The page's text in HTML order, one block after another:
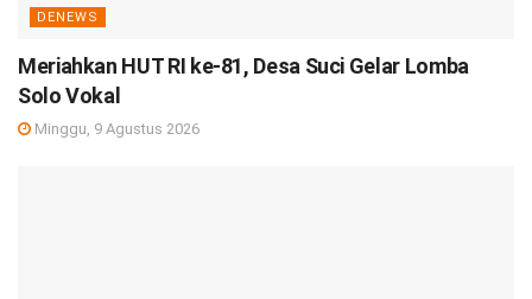
DENEWS
Meriahkan HUT RI ke-81, Desa Suci Gelar Lomba
Solo Vokal
Minggu, 9 Agustus 2026